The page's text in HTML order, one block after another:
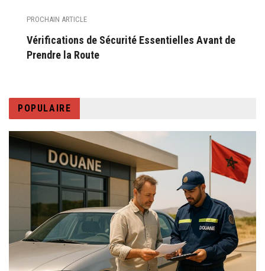
PROCHAIN ARTICLE
Vérifications de Sécurité Essentielles Avant de
Prendre la Route
POPULAIRE